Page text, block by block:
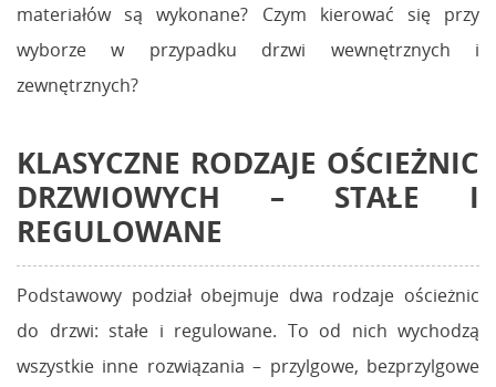
materiałów są wykonane? Czym kierować się przy
wyborze w przypadku drzwi wewnętrznych i
zewnętrznych?
KLASYCZNE RODZAJE OŚCIEŻNIC
DRZWIOWYCH – STAŁE I
REGULOWANE
Podstawowy podział obejmuje dwa rodzaje ościeżnic
do drzwi: stałe i regulowane. To od nich wychodzą
wszystkie inne rozwiązania – przylgowe, bezprzylgowe